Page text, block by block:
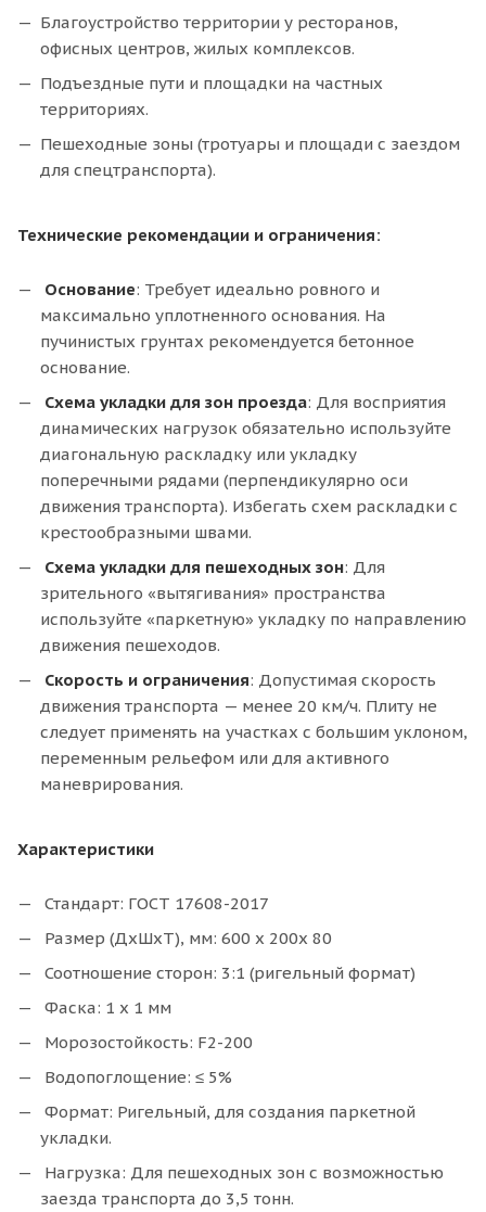
Благоустройство территории у ресторанов,
офисных центров, жилых комплексов.
Подъездные пути и площадки на частных
территориях.
Пешеходные зоны (тротуары и площади с заездом
для спецтранспорта).
Технические рекомендации и ограничения:
Основание: Требует идеально ровного и
максимально уплотненного основания. На
пучинистых грунтах рекомендуется бетонное
основание.
Схема укладки для зон проезда: Для восприятия
динамических нагрузок обязательно используйте
диагональную раскладку или укладку
поперечными рядами (перпендикулярно оси
движения транспорта). Избегать схем раскладки с
крестообразными швами.
Схема укладки для пешеходных зон: Для
зрительного «вытягивания» пространства
используйте «паркетную» укладку по направлению
движения пешеходов.
Скорость и ограничения: Допустимая скорость
движения транспорта — менее 20 км/ч. Плиту не
следует применять на участках с большим уклоном,
переменным рельефом или для активного
маневрирования.
Характеристики
Стандарт: ГОСТ 17608-2017
Размер (ДхШхТ), мм: 600 х 200х 80
Соотношение сторон: 3:1 (ригельный формат)
Фаска: 1 х 1 мм
Морозостойкость: F2-200
Водопоглощение: ≤ 5%
Формат: Ригельный, для создания паркетной
укладки.
Нагрузка: Для пешеходных зон с возможностью
заезда транспорта до 3,5 тонн.